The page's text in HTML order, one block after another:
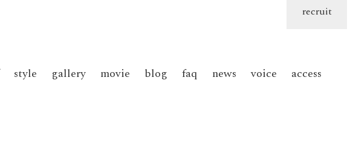
style gallery movie blog faq news voice access
recruit